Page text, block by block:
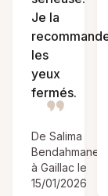
Je la
les
yeux
fermés.
De Salima
Bendahmane,
à Gaillac le
15/01/2026